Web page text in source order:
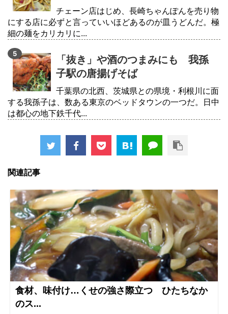
チェーン店はじめ、長崎ちゃんぽんを売り物
にする店に必ずと言っていいほどあるのが皿うどんだ。極
細の麺をカリカリに...
「抜き」や酒のつまみにも 我孫
子駅の唐揚げそば
千葉県の北西、茨城県との県境・利根川に面
する我孫子は、数ある東京のベッドタウンの一つだ。日中
は都心の地下鉄千代...
関連記事
食材、味付け…くせの強さ際立つ ひたちなか
のス...